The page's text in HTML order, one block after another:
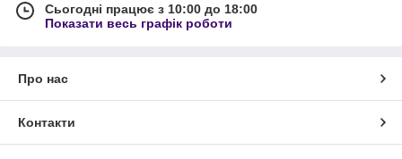
Сьогодні працює з 10:00 до 18:00
Показати весь графік роботи
Про нас
Контакти